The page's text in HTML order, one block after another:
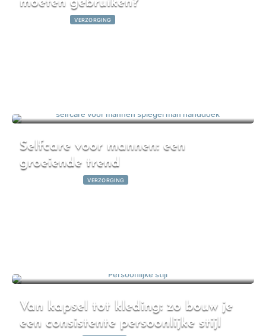
VERZORGING
Selfcare voor mannen: een
groeiende trend
VERZORGING
Van kapsel tot kleding: zo bouw je
een consistente persoonlijke stijl